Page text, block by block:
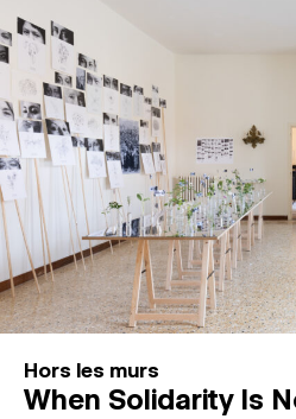
Hors les murs
When Solidarity Is